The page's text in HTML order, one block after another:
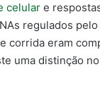
celular e
regulados
corrida eram
uma distinção